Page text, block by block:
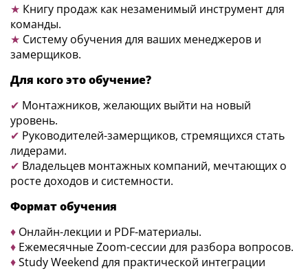
★ Книгу продаж как незаменимый инструмент для
команды.
★ Систему обучения для ваших менеджеров и
замерщиков.
Для кого это обучение?
✔ Монтажников, желающих выйти на новый
уровень.
✔ Руководителей-замерщиков, стремящихся стать
лидерами.
✔ Владельцев монтажных компаний, мечтающих о
росте доходов и системности.
Формат обучения
♦ Онлайн-лекции и PDF-материалы.
♦ Ежемесячные Zoom-сессии для разбора вопросов.
♦Study Weekend для практической интеграции